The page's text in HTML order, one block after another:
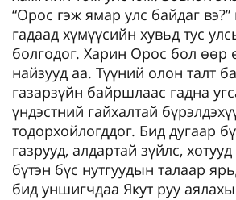
“Орос гэж ямар улс байдаг вэ?”
гадаад хүмүүсийн хувьд тус
болгодог. Харин Орос бол өөр
найзууд аа. Түүний олон талт
газарзүйн байршлаас гадна
үндэстний гайхалтай
тодорхойлогддог. Бид дугаар
газрууд, алдартай зүйлс,
бүтэн бүс нутгуудын талаар
бид уншигчдаа Якут руу